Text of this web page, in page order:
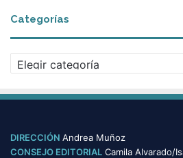
h
i
Categorías
a
e
o
r
DIRECCIÓN Andrea Muñoz
CONSEJO EDITORIAL Camila Alvarado/